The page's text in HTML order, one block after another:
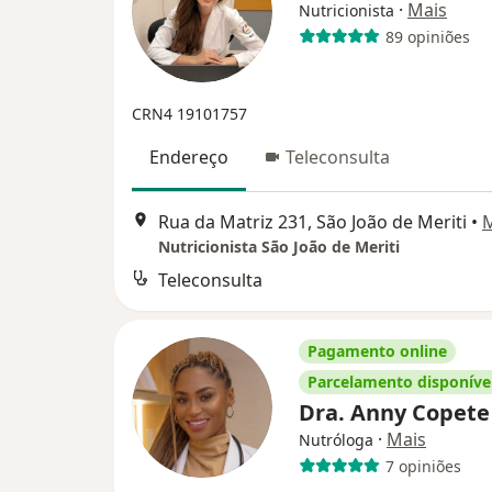
Nutricionista · Mais
89 opiniões
CRN4 19101757
Endereço Teleconsulta
Rua da Matriz 231, São João de Meriti •
Nutricionista São João de Meriti
Teleconsulta
Pagamento online
Parcelamento
Dra. Anny
Nutróloga · Mais
7 opiniões